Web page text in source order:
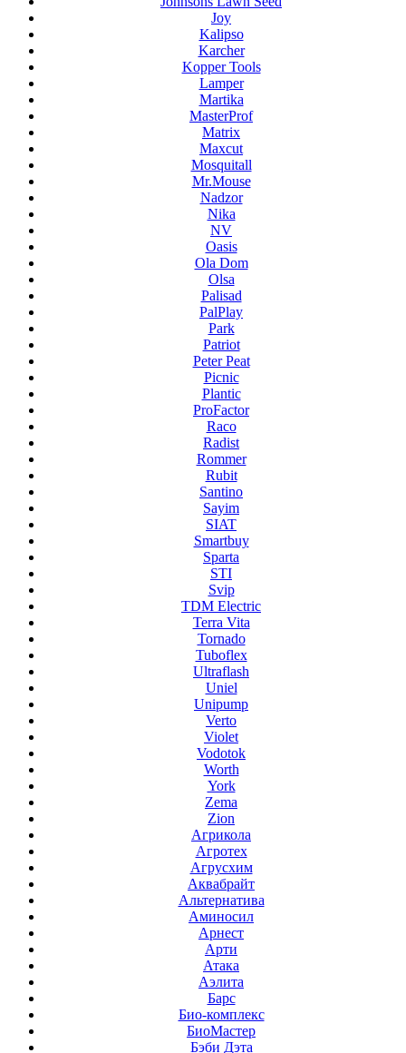
Joy
Kalipso
Karcher
Kopper Tools
Lamper
Martika
MasterProf
Matrix
Maxcut
Mosquitall
Mr.Mouse
Nadzor
Nika
NV
Oasis
Ola Dom
Olsa
Palisad
PalPlay
Park
Patriot
Peter Peat
Picnic
Plantic
ProFactor
Raco
Radist
Rommer
Rubit
Santino
Sayim
SIAT
Smartbuy
Sparta
STI
Svip
TDM Electric
Terra Vita
Tornado
Tuboflex
Ultraflash
Uniel
Unipump
Verto
Violet
Vodotok
Worth
York
Zema
Zion
Агрикола
Агротех
Агрусхим
Аквабрайт
Альтернатива
Аминосил
Арнест
Арти
Атака
Аэлита
Барс
Био-комплекс
БиоМастер
Бэби Дэта